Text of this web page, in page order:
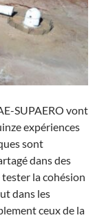
SUPAERO vont
expériences
sont
dans des
tester la cohésion
dans les
ceux de la